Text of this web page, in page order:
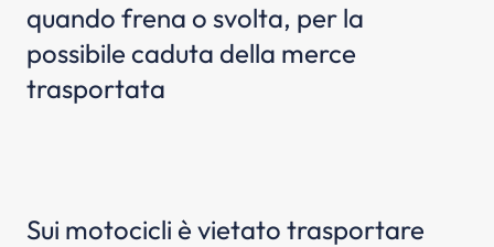
quando frena o svolta, per la
possibile caduta della merce
trasportata
Sui motocicli è vietato trasportare